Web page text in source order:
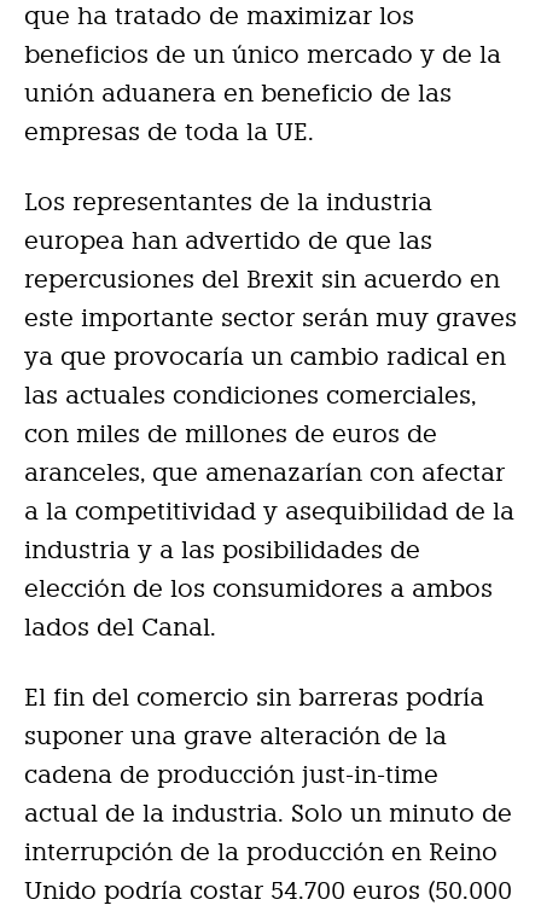
que ha tratado de maximizar los
beneficios de un único mercado y de la
unión aduanera en beneficio de las
empresas de toda la UE.
Los representantes de la industria
europea han advertido de que las
repercusiones del Brexit sin acuerdo en
este importante sector serán muy graves
ya que provocaría un cambio radical en
las actuales condiciones comerciales,
con miles de millones de euros de
aranceles, que amenazarían con afectar
a la competitividad y asequibilidad de la
industria y a las posibilidades de
elección de los consumidores a ambos
lados del Canal.
El fin del comercio sin barreras podría
suponer una grave alteración de la
cadena de producción just-in-time
actual de la industria. Solo un minuto de
interrupción de la producción en Reino
Unido podría costar 54.700 euros (50.000